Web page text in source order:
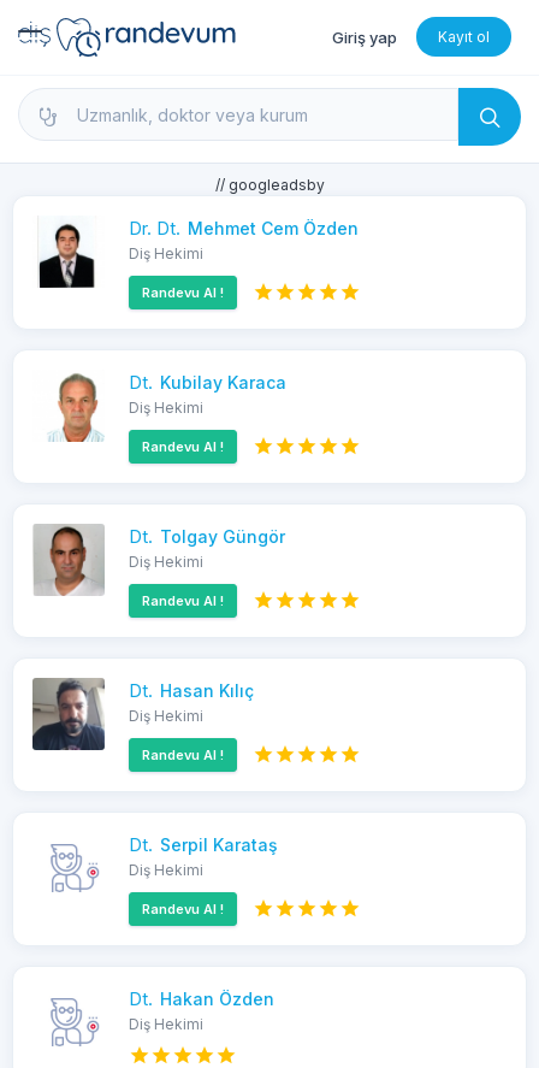
dishekimleri.net - Diş Hekimi Bul, Yorumları İncele
Giriş yap Kayıt ol
// googleadsby
Dr. Dt. Mehmet Cem Özden
Diş Hekimi
Randevu Al !
Dt. Kubilay Karaca
Diş Hekimi
Randevu Al !
Dt. Tolgay Güngör
Diş Hekimi
Randevu Al !
Dt. Hasan Kılıç
Diş Hekimi
Randevu Al !
Dt. Serpil Karataş
Diş Hekimi
Randevu Al !
Dt. Hakan Özden
Diş Hekimi